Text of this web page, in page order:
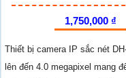
1,750,000 ₫
Thiết bị camera IP sắc nét
lên đến 4.0 megapixel mang